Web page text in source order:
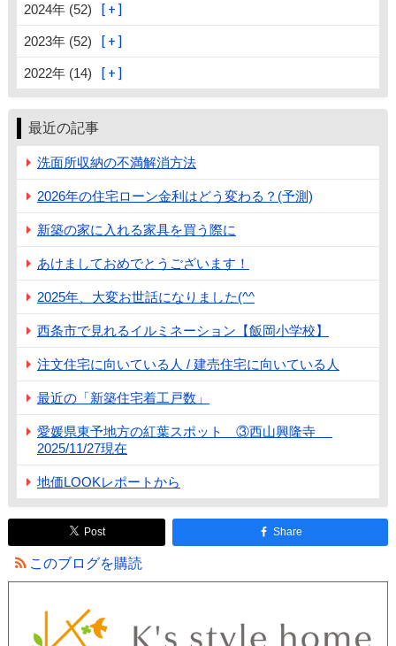
2024年 (52)
2023年 (52)
2022年 (14)
最近の記事
洗面所収納の不満解消方法
2026年の住宅ローン金利はどう変わる？(予測)
新築の家に入れる家具を買う際に
あけましておめでとうございます！
2025年、大変お世話になりました(^^
西条市で見れるイルミネーション【飯岡小学校】
注文住宅に向いている人 / 建売住宅に向いている人
最近の「新築住宅着工戸数」
愛媛県東予地方の紅葉スポット ③西山興隆寺
2025/11/27現在
地価LOOKレポートから
Post Share
このブログを購読